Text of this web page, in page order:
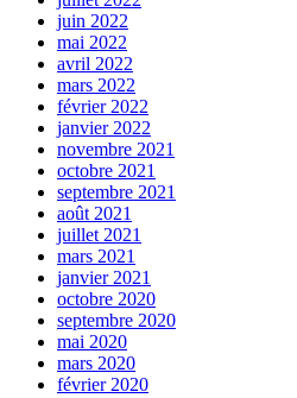
juin 2022
mai 2022
avril 2022
mars 2022
février 2022
janvier 2022
novembre 2021
octobre 2021
septembre 2021
août 2021
juillet 2021
mars 2021
janvier 2021
octobre 2020
septembre 2020
mai 2020
mars 2020
février 2020